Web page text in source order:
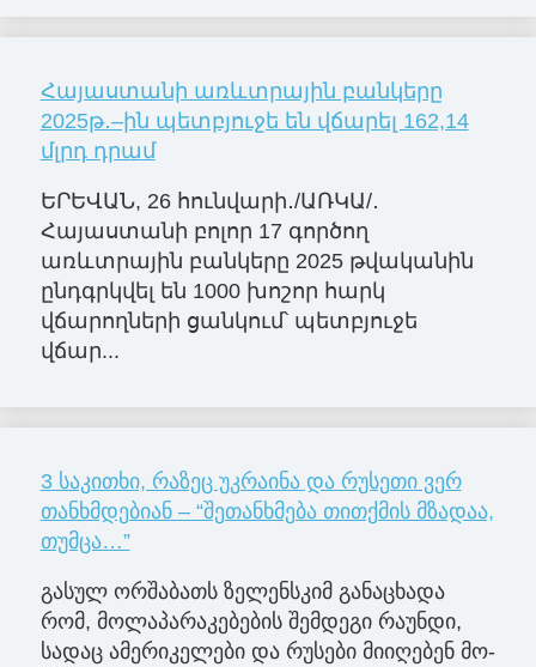
Հայաստանի առևտրային բանկերը
2025թ․–ին պետբյուջե են վճարել 162,14
մլրդ դրամ
ԵՐԵՎԱՆ, 26 հունվարի․/ԱՌԿԱ/․
Հայաստանի բոլոր 17 գործող
առևտրային բանկերը 2025 թվականին
ընդգրկվել են 1000 խոշոր հարկ
վճարողների ցանկում՝ պետբյուջե
վճար...
3 საკითხი, რაზეც უკრაინა და რუსეთი ვერ
თანხმდებიან – “შეთანხმება თითქმის მზადაა,
თუმცა…”
გა­სულ ორ­შა­ბათს ზე­ლენ­სკიმ გა­ნა­ცხა­და
რომ, მო­ლა­პა­რა­კე­ბე­ბის შემ­დე­გი რა­უნ­დი,
სა­დაც ამე­რი­კე­ლე­ბი და რუ­სე­ბი მი­ი­ღე­ბენ მო­